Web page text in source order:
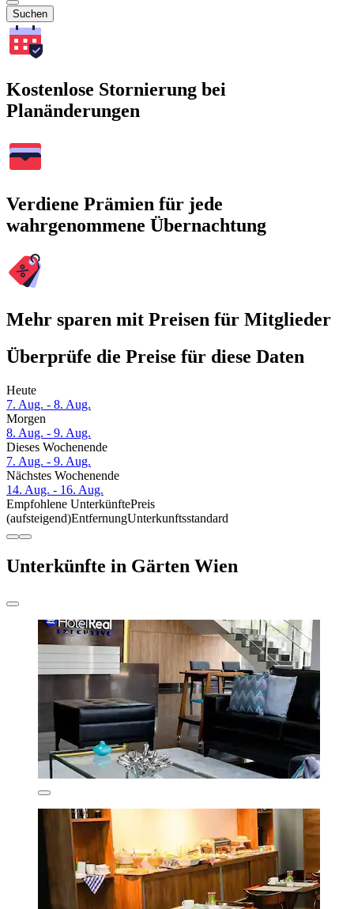
Suchen
Kostenlose Stornierung bei
Planänderungen
Verdiene Prämien für jede
wahrgenommene Übernachtung
Mehr sparen mit Preisen für Mitglieder
Überprüfe die Preise für diese Daten
Heute
7. Aug. - 8. Aug.
Morgen
8. Aug. - 9. Aug.
Dieses Wochenende
7. Aug. - 9. Aug.
Nächstes Wochenende
14. Aug. - 16. Aug.
Empfohlene UnterkünftePreis
(aufsteigend)EntfernungUnterkunftsstandard
Unterkünfte in Gärten Wien